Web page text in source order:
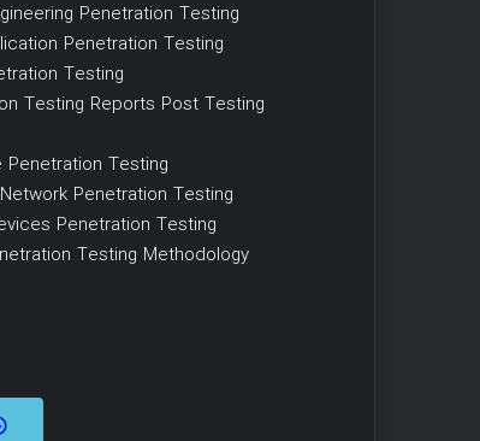
Penetration Testing
Penetration Testing
Testing
Testing Reports Post Testing
Penetration Testing
Penetration Testing
Penetration Testing
Testing Methodology